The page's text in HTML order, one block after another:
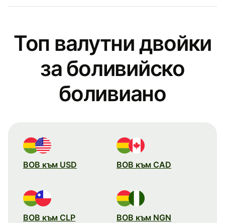
Топ валутни двойки
за боливийско
боливиано
BOB към USD BOB към CAD
BOB към CLP BOB към NGN